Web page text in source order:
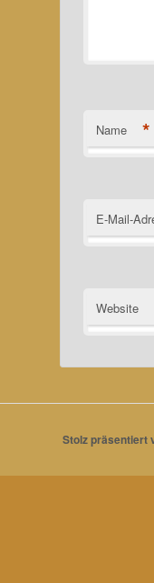
Name *
E-Mail-
Website
Stolz präsentiert